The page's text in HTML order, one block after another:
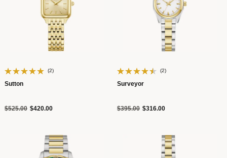
(2)
Sutton
Precio reducido de
$525.00a$420.00
(2)
Surveyor
Precio reducido de
$395.00a$316.00